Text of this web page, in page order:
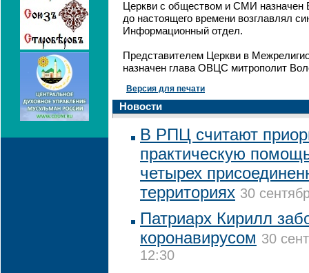
Церкви с обществом и СМИ назначен
до настоящего времени возглавлял
Информационный отдел.
Представителем Церкви в
назначен глава ОВЦС митрополит
Версия для печати
Новости
В РПЦ считают
практическую
четырех
территориях 30
Патриарх Кирилл
коронавирусом 30
12:30